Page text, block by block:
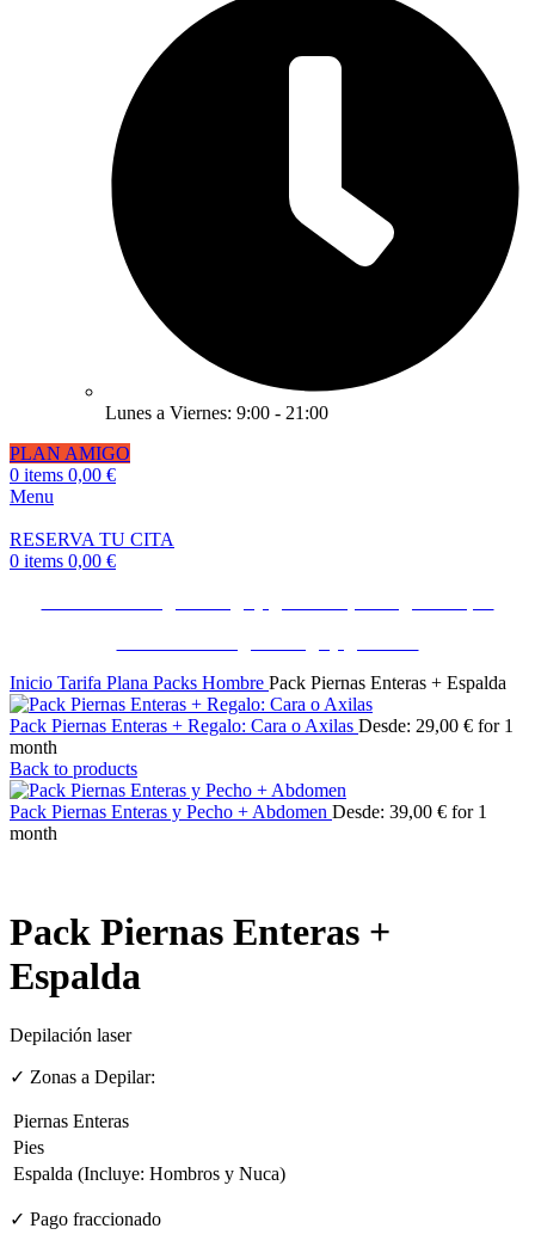
Lunes a Viernes: 9:00 - 21:00
PLAN AMIGO
0 items 0,00 €
Menu
RESERVA TU CITA
0 items 0,00 €
Inicio Tarifa Plana Packs Hombre Pack Piernas Enteras + Espalda
Pack Piernas Enteras + Regalo: Cara o Axilas Desde: 29,00 € for 1
month
Back to products
Pack Piernas Enteras y Pecho + Abdomen Desde: 39,00 € for 1
month
Pack Piernas Enteras +
Espalda
Depilación laser
✓ Zonas a Depilar:
Piernas Enteras
Pies
Espalda (Incluye: Hombros y Nuca)
✓ Pago fraccionado